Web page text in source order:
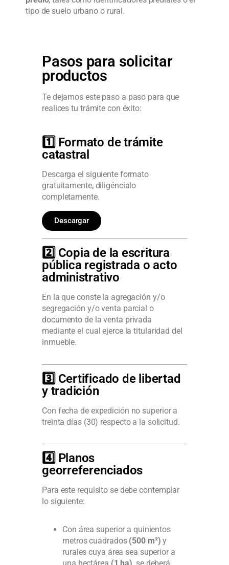
tipo de suelo urbano o rural.
Pasos para solicitar
productos
Te dejamos este paso a paso para que
realices tu trámite con éxito:
1️⃣ Formato de trámite
catastral
Descarga el siguiente formato
gratuitamente, diligéncialo
completamente.
Descargar
2️⃣ Copia de la escritura
pública registrada o acto
administrativo
En la que conste la agregación y/o
segregación y/o venta parcial o
documento de la venta privada
mediante el cual ejerce la titularidad del
inmueble.
3️⃣ Certificado de libertad
y tradición
Con fecha de expedición no superior a
treinta días (30) respecto a la solicitud.
4️⃣ Planos
georreferenciados
Para este requisito se debe contemplar
lo siguiente:
Con área superior a quinientos
metros cuadrados (500 m²) y
rurales cuya área sea superior a
una hectárea (1 ha) , se deberá